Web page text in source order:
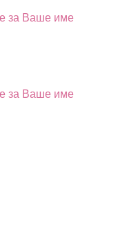
за Ваше име
за Ваше име